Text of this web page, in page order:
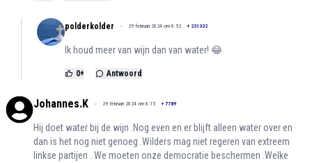
polderkolder 29 februari 2024 om 8:52 + 231332
Ik houd meer van wijn dan van water! 😂
0+ Antwoord
Johannes.K 29 februari 2024 om 8:15 + 7789
Hij doet water bij de wijn .Nog even en er blijft alleen water over en
dan is het nog niet genoeg .Wilders mag niet regeren van extreem
linkse partijen . We moeten onze democratie beschermen .Welke